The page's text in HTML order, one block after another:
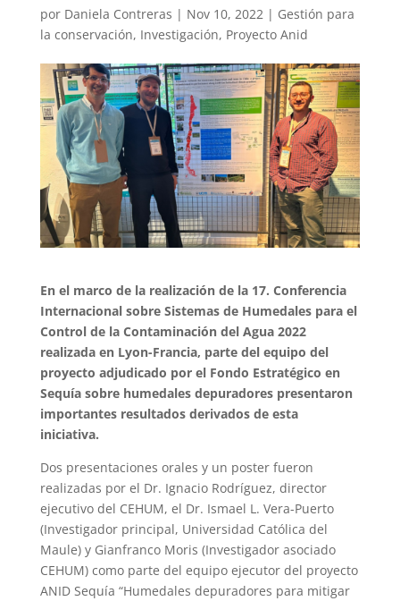
por Daniela Contreras | Nov 10, 2022 | Gestión para
la conservación, Investigación, Proyecto Anid
En el marco de la realización de la 17. Conferencia
Internacional sobre Sistemas de Humedales para el
Control de la Contaminación del Agua 2022
realizada en Lyon-Francia, parte del equipo del
proyecto adjudicado por el Fondo Estratégico en
Sequía sobre humedales depuradores presentaron
importantes resultados derivados de esta
iniciativa.
Dos presentaciones orales y un poster fueron
realizadas por el Dr. Ignacio Rodríguez, director
ejecutivo del CEHUM, el Dr. Ismael L. Vera-Puerto
(Investigador principal, Universidad Católica del
Maule) y Gianfranco Moris (Investigador asociado
CEHUM) como parte del equipo ejecutor del proyecto
ANID Sequía “Humedales depuradores para mitigar